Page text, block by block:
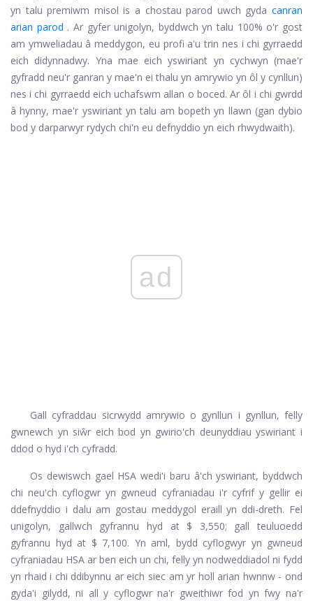
yn talu premiwm misol is a chostau parod uwch gyda canran
arian parod . Ar gyfer unigolyn, byddwch yn talu 100% o'r gost
am ymweliadau â meddygon, eu profi a'u trin nes i chi gyrraedd
eich didynnadwy. Yna mae eich yswiriant yn cychwyn (mae'r
gyfradd neu'r ganran y mae'n ei thalu yn amrywio yn ôl y cynllun)
nes i chi gyrraedd eich uchafswm allan o boced. Ar ôl i chi gwrdd
â hynny, mae'r yswiriant yn talu am bopeth yn llawn (gan dybio
bod y darparwyr rydych chi'n eu defnyddio yn eich rhwydwaith).
ad
Gall cyfraddau sicrwydd amrywio o gynllun i gynllun, felly
gwnewch yn siŵr eich bod yn gwirio'ch deunyddiau yswiriant i
ddod o hyd i'ch cyfradd.
Os dewiswch gael HSA wedi'i baru â'ch yswiriant, byddwch
chi neu'ch cyflogwr yn gwneud cyfraniadau i'r cyfrif y gellir ei
ddefnyddio i dalu am gostau meddygol eraill yn ddi-dreth. Fel
unigolyn, gallwch gyfrannu hyd at $ 3,550; gall teuluoedd
gyfrannu hyd at $ 7,100. Yn aml, bydd cyflogwyr yn gwneud
cyfraniadau HSA ar ben eich un chi, felly yn nodweddiadol ni fydd
yn rhaid i chi ddibynnu ar eich siec am yr holl arian hwnnw - ond
gyda'i gilydd, ni all y cyflogwr na'r gweithiwr fod yn fwy na'r